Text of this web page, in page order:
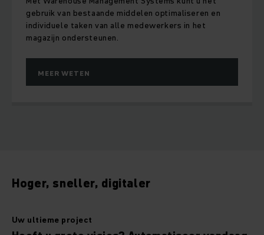
gebruik van bestaande middelen optimaliseren en
individuele taken van alle medewerkers in het
magazijn ondersteunen.
MEER WETEN
Hoger, sneller, digitaler
Uw ultieme project